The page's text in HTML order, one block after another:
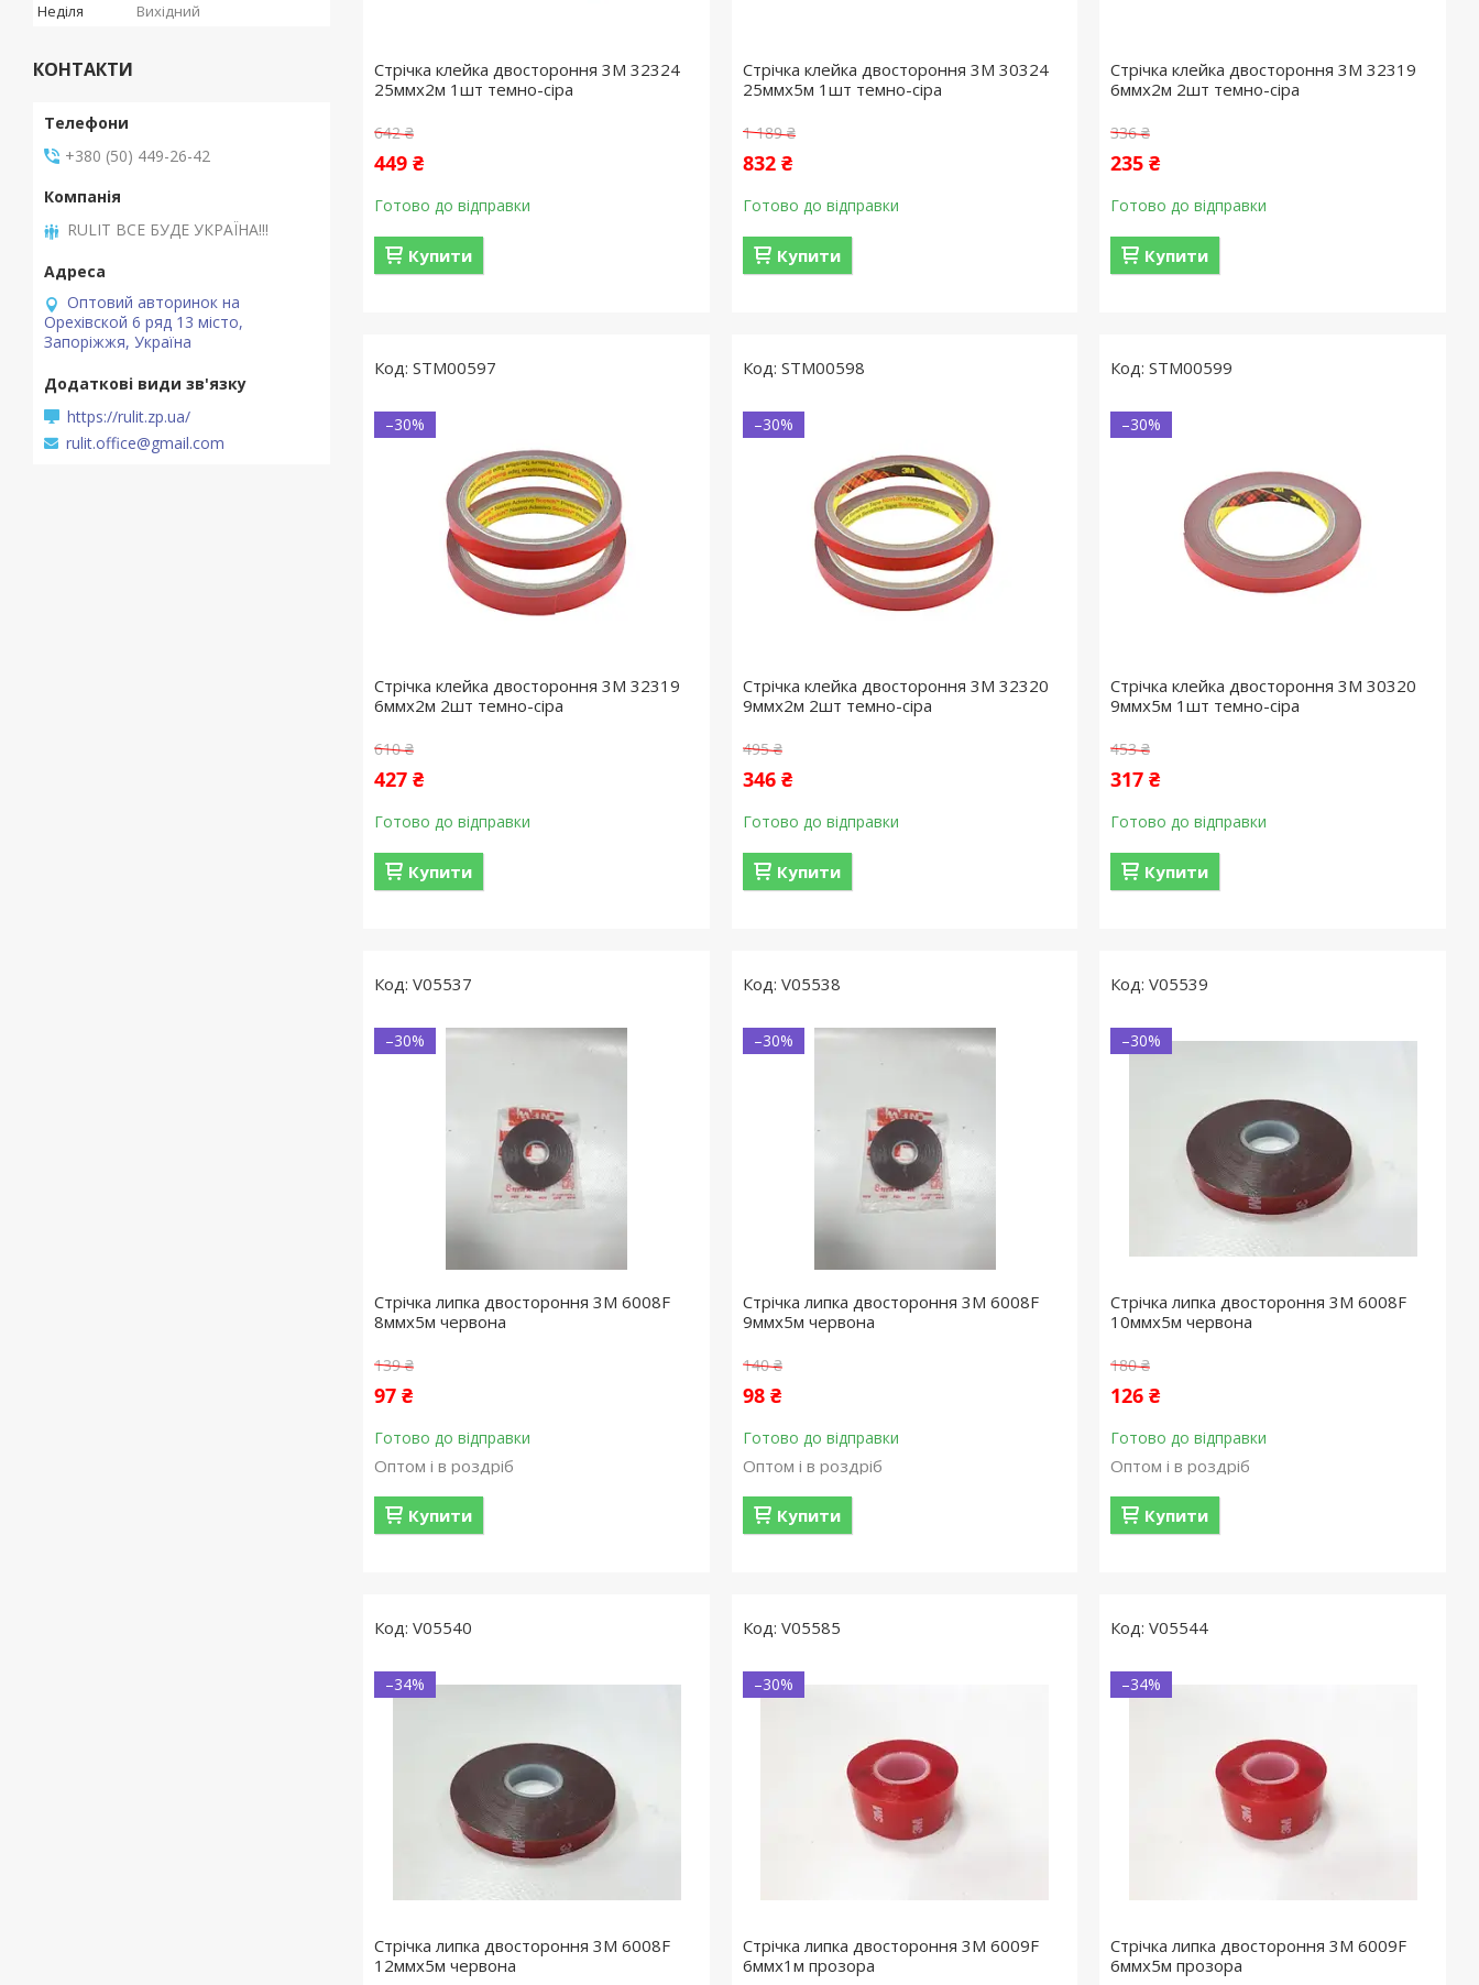
Стрічка клейка двостороння 3M 32324
25ммx2м 1шт темно-сіра
642 ₴
449 ₴
Готово до відправки
Купити
Стрічка клейка двостороння 3M 30324
25ммx5м 1шт темно-сіра
1 189 ₴
832 ₴
Готово до відправки
Купити
Стрічка клейка двостороння 3M 32319
6ммx2м 2шт темно-сіра
336 ₴
235 ₴
Готово до відправки
Купити
STM00597
–30%
Стрічка клейка двостороння 3M 32319
6ммx2м 2шт темно-сіра
610 ₴
427 ₴
Готово до відправки
Купити
STM00598
–30%
Стрічка клейка двостороння 3M 32320
9ммx2м 2шт темно-сіра
495 ₴
346 ₴
Готово до відправки
Купити
STM00599
–30%
Стрічка клейка двостороння 3M 30320
9ммx5м 1шт темно-сіра
453 ₴
317 ₴
Готово до відправки
Купити
V05537
–30%
Стрічка липка двостороння 3M 6008F
8ммx5м червона
139 ₴
97 ₴
Готово до відправки
Оптом і в роздріб
Купити
V05538
–30%
Стрічка липка двостороння 3M 6008F
9ммx5м червона
140 ₴
98 ₴
Готово до відправки
Оптом і в роздріб
Купити
V05539
–30%
Стрічка липка двостороння 3M 6008F
10ммx5м червона
180 ₴
126 ₴
Готово до відправки
Оптом і в роздріб
Купити
V05540
–34%
Стрічка липка двостороння 3M 6008F
12ммx5м червона
V05585
–30%
Стрічка липка двостороння 3M 6009F
6ммx1м прозора
V05544
–34%
Стрічка липка двостороння 3M 6009F
6ммx5м прозора
Неділя
Вихідний
КОНТАКТИ
+380 (50) 449-26-42
RULIT ВСЕ БУДЕ УКРАЇНА!!!
Оптовий авторинок на
Орехівской 6 ряд 13 місто,
Запоріжжя, Україна
https://rulit.zp.ua/
rulit.office@gmail.com